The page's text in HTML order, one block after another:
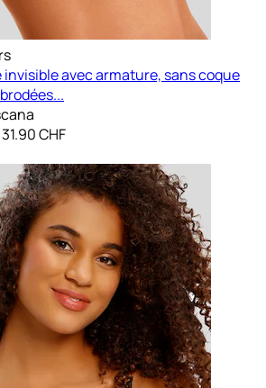
avec armature, sans coque
31.90 CHF